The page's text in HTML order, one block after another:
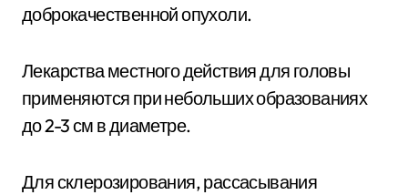
доброкачественной опухоли.
Лекарства местного действия для головы
применяются при небольших образованиях
до 2-3 см в диаметре.
Для склерозирования, рассасывания